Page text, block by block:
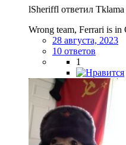
lSheriffl ответил Tklama
Wrong team, Ferrari is in
28 августа, 2023
10 ответов
1